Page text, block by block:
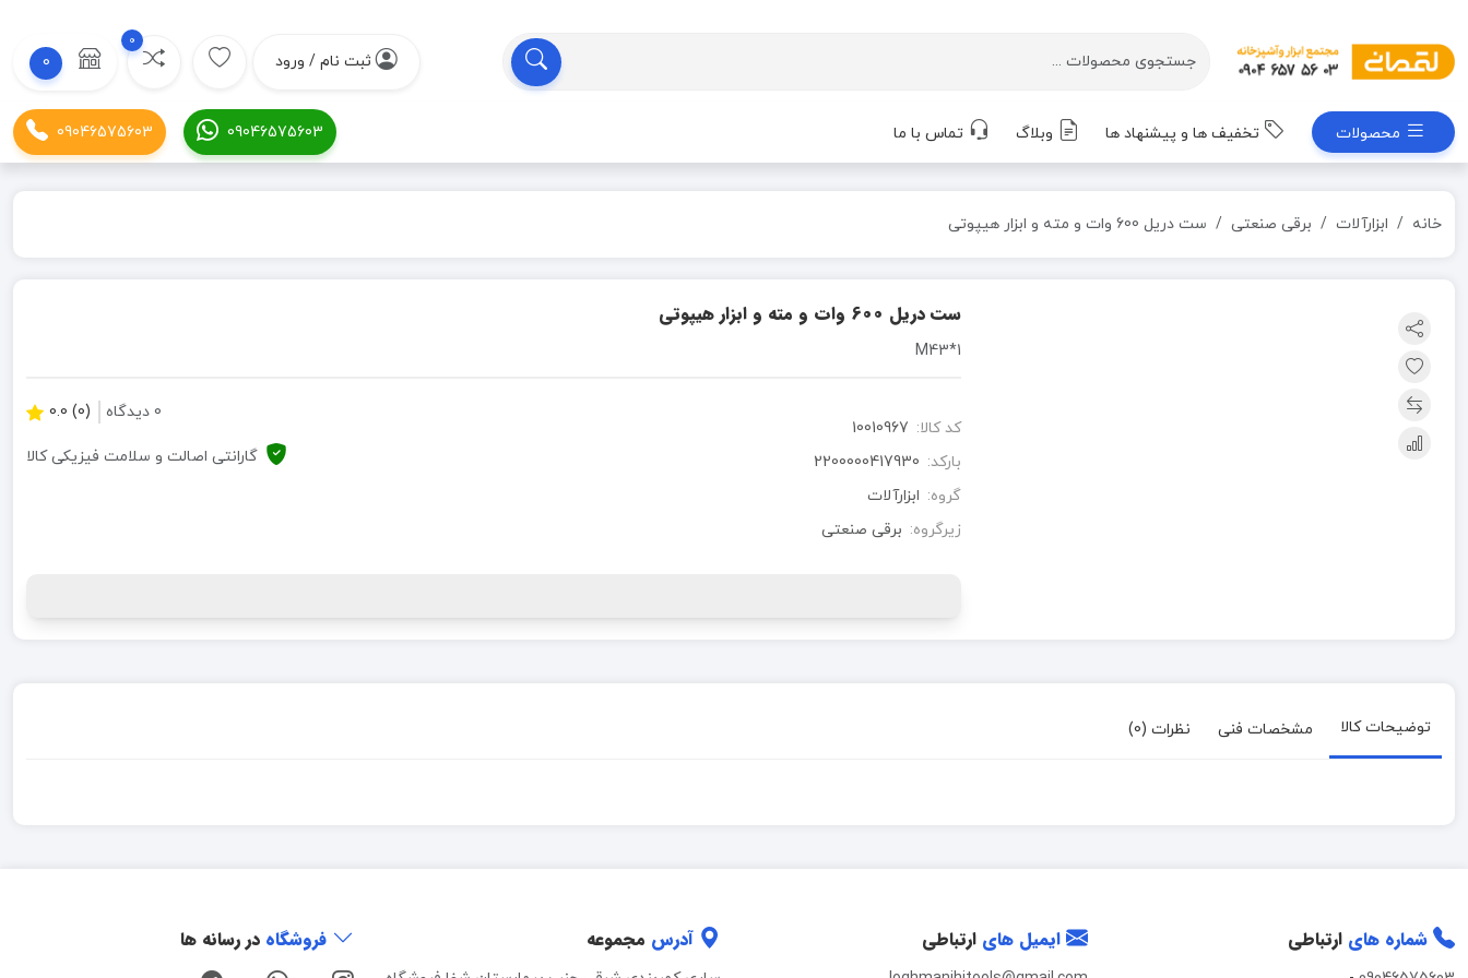
ثبت نام / ورود
0
0
محصولات تخفیف ها و پیشنهاد ها وبلاگ تماس با ما 09046575603
09046575603
خانه ابزارآلات برقی صنعتی ست دریل 600 وات و مته و ابزار هیپوتی
ست دریل 600 وات و مته و ابزار هیپوتی
1*M43
کد کالا: 10010967
بارکد: 2200000417930
گروه: ابزارآلات
زیرگروه: برقی صنعتی
0 دیدگاه (0) 0.0
گارانتی اصالت و سلامت فیزیکی کالا
توضیحات کالا مشخصات فنی نظرات (0)
شماره های ارتباطی ایمیل های ارتباطی آدرس مجموعه فروشگاه در رسانه ها